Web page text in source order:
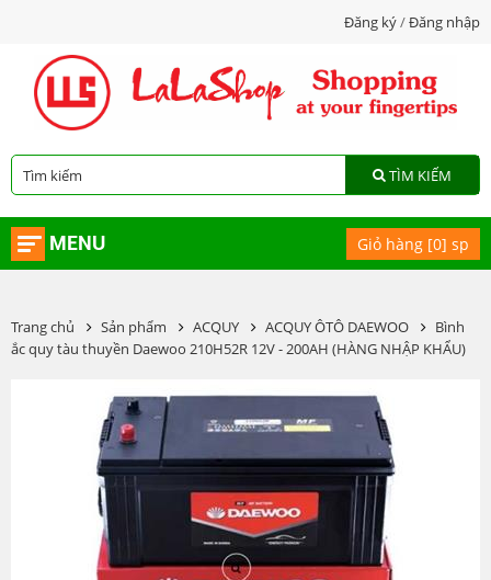
Đăng ký/Đăng nhập
TÌM KIẾM
MENU Giỏ hàng [0] sp
Trang chủ Sản phẩm ACQUY ACQUY ÔTÔ DAEWOO
Bình
ắc quy tàu thuyền Daewoo 210H52R 12V - 200AH (HÀNG NHẬP KHẨU)